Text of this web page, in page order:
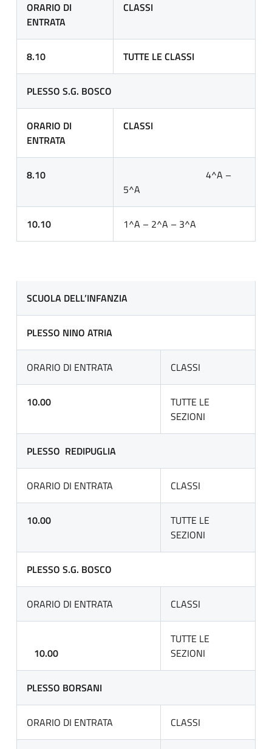
ORARIO DI
ENTRATA
CLASSI
8.10 TUTTE LE CLASSI
PLESSO S.G. BOSCO
ORARIO DI
ENTRATA
CLASSI
8.10
4^A –
5^A
10.10 1^A – 2^A – 3^A
SCUOLA DELL’INFANZIA
PLESSO NINO ATRIA
ORARIO DI ENTRATA CLASSI
10.00
TUTTE LE
SEZIONI
PLESSO REDIPUGLIA
ORARIO DI ENTRATA CLASSI
10.00
TUTTE LE
SEZIONI
PLESSO S.G. BOSCO
ORARIO DI ENTRATA CLASSI
10.00
TUTTE LE
SEZIONI
PLESSO BORSANI
ORARIO DI ENTRATA CLASSI